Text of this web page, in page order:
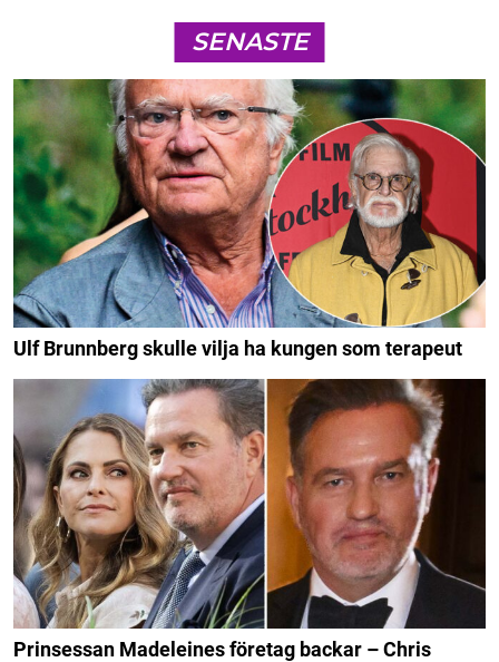
SENASTE
Ulf Brunnberg skulle vilja ha kungen som terapeut
Prinsessan Madeleines företag backar – Chris